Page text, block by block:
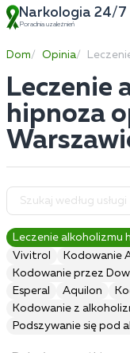
Narkologia 24/7
Poradnia uzależnień
Dom Opinia
Leczenie
hipnoza
Leczenie alkoholizmu
Vivitrol
Kodowanie
Kodowanie przez
Esperal
Aquilon
Kodowanie z
Podszywanie się pod